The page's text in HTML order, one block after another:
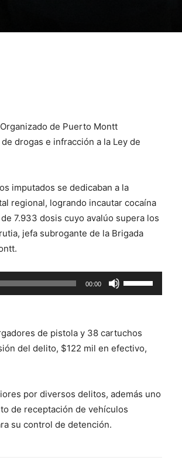
de Puerto Montt
drogas e infracción a la Ley de
imputados se dedicaban a la
regional, logrando incautar cocaína
7.933 dosis cuyo avalúo supera los
jefa subrogante de la Brigada
00:00
las
flecha
arriba/abajo
o
disminuir
de pistola y 38 cartuchos
del delito, $122 mil en efectivo,
por diversos delitos, además uno
de receptación de vehículos
su control de detención.